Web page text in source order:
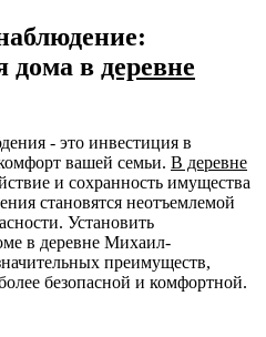
дома в деревне
- это инвестиция в
вашей семьи. В деревне
и сохранность имущества
становятся неотъемлемой
Установить
в деревне Михаил-
преимуществ,
безопасной и комфортной.